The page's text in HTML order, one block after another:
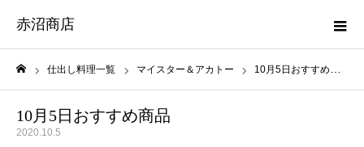
赤沼商店
仕出し料理一覧 マイスター＆アカトー 10月5日おすすめ商品
10月5日おすすめ商品
2020.10.5